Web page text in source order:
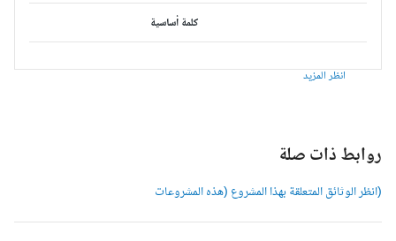
كلمة أساسية
انظر المزيد
روابط ذات صلة
(انظر الوثائق المتعلقة بهذا المشروع (هذه المشروعات